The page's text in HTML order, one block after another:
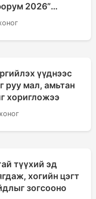
2026”
үүднээс
руу мал, амьтан
хоригложээ
түүхий эд
хогийн цэгт
зогсооно